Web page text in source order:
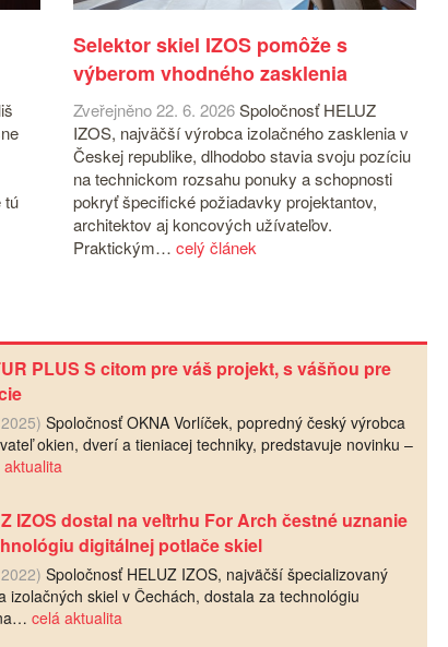
tú
Selektor skiel IZOS pomôže s
výberom vhodného zasklenia
Zveřejněno 22. 6. 2026Spoločnosť HELUZ
IZOS, najväčší výrobca izolačného zasklenia v
Českej republike, dlhodobo stavia svoju pozíciu
na technickom rozsahu ponuky a schopnosti
pokryť špecifické požiadavky projektantov,
architektov aj koncových užívateľov.
Praktickým…celý článek
PLUS S citom pre váš projekt, s vášňou pre
Spoločnosť OKNA Vorlíček, popredný český výrobca
okien, dverí a tieniacej techniky, predstavuje novinku –
aktualita
IZOS dostal na veľtrhu For Arch čestné uznanie
digitálnej potlače skiel
Spoločnosť HELUZ IZOS, najväčší špecializovaný
izolačných skiel v Čechách, dostala za technológiu
celá aktualita